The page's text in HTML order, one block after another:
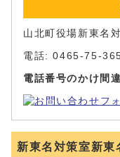
山北町役場新東名
電話: 0465-75-
電話番号のかけ間
新東名対策室新東